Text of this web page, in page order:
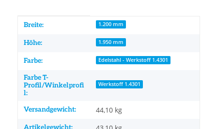
Produkteigenschaft
Wert
Breite: 1.200 mm
Höhe: 1.950 mm
Farbe: Edelstahl - Werkstoff 1.4301
Farbe T-
Profil/Winkelprofi
l:
Werkstoff 1.4301
Versandgewicht: 44,10 kg
Artikelgewicht: